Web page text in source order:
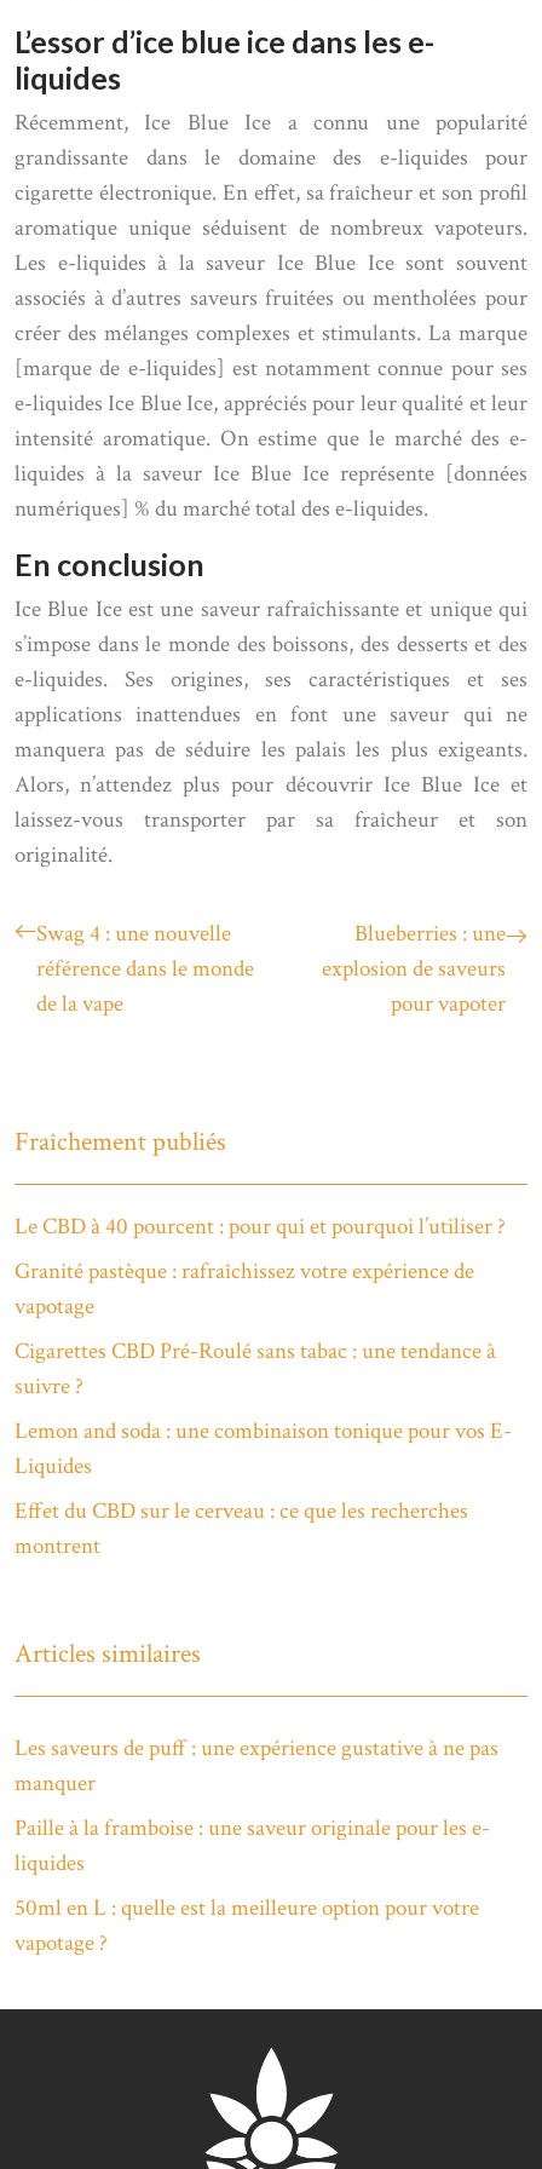
L’essor d’ice blue ice dans les e-
liquides
Récemment, Ice Blue Ice a connu une popularité
grandissante dans le domaine des e-liquides pour
cigarette électronique. En effet, sa fraîcheur et son profil
aromatique unique séduisent de nombreux vapoteurs.
Les e-liquides à la saveur Ice Blue Ice sont souvent
associés à d’autres saveurs fruitées ou mentholées pour
créer des mélanges complexes et stimulants. La marque
[marque de e-liquides] est notamment connue pour ses
e-liquides Ice Blue Ice, appréciés pour leur qualité et leur
intensité aromatique. On estime que le marché des e-
liquides à la saveur Ice Blue Ice représente [données
numériques] % du marché total des e-liquides.
En conclusion
Ice Blue Ice est une saveur rafraîchissante et unique qui
s’impose dans le monde des boissons, des desserts et des
e-liquides. Ses origines, ses caractéristiques et ses
applications inattendues en font une saveur qui ne
manquera pas de séduire les palais les plus exigeants.
Alors, n’attendez plus pour découvrir Ice Blue Ice et
laissez-vous transporter par sa fraîcheur et son
originalité.
Swag 4 : une nouvelle
référence dans le monde
de la vape
Blueberries : une
explosion de saveurs
pour vapoter
Fraîchement publiés
Le CBD à 40 pourcent : pour qui et pourquoi l’utiliser ?
Granité pastèque : rafraîchissez votre expérience de
vapotage
Cigarettes CBD Pré-Roulé sans tabac : une tendance à
suivre ?
Lemon and soda : une combinaison tonique pour vos E-
Liquides
Effet du CBD sur le cerveau : ce que les recherches
montrent
Articles similaires
Les saveurs de puff : une expérience gustative à ne pas
manquer
Paille à la framboise : une saveur originale pour les e-
liquides
50ml en L : quelle est la meilleure option pour votre
vapotage ?